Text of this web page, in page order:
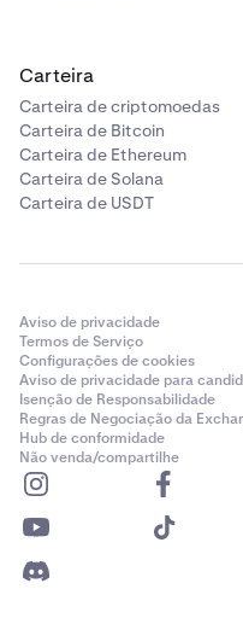
Carteira
Carteira de criptomoedas
Carteira de Bitcoin
Carteira de Ethereum
Carteira de Solana
Carteira de USDT
Aviso de privacidade
Termos de Serviço
Configurações de cookies
Aviso de privacidade para
Isenção de Responsabilidade
Regras de Negociação da
Hub de conformidade
Não venda/compartilhe